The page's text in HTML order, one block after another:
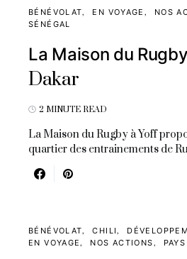
BÉNÉVOLAT EN VOYAGE NOS
SÉNÉGAL
La Maison du
Dakar
2 MINUTE READ
La Maison du Rugby à Yoff
quartier des entrainements de
BÉNÉVOLAT CHILI
EN VOYAGE
NOS ACTIONS PAYS